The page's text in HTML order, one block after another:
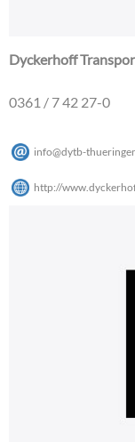
Dyckerhoff
0361 / 7 42 27-0
info@dytb-
http://